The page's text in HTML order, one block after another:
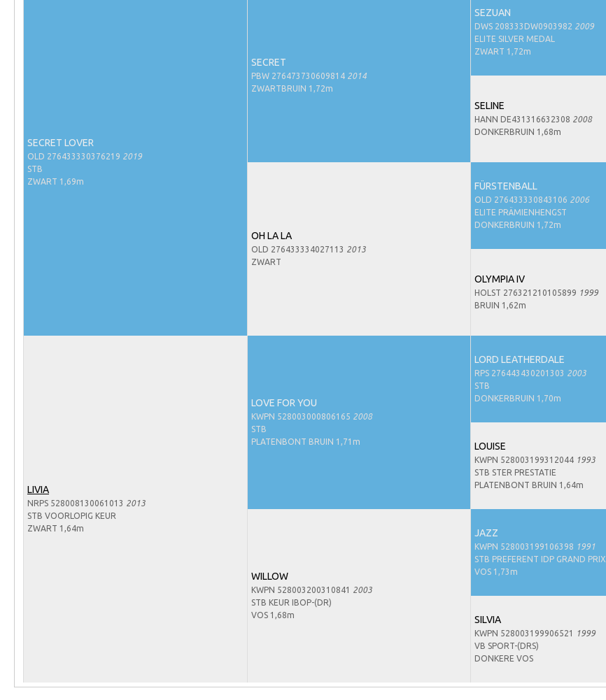
Hengstenkeuring
Informatie aan je paard of pony toevoegen
Onze fokkerij
SECRET LOVER
OLD 276433330376219 2019
STB
ZWART 1,69m
SECRET
PBW 276473730609814 2014
ZWARTBRUIN 1,72m
SEZUAN
DWS 208333DW0903982 2009
ELITE SILVER MEDAL
ZWART 1,72m
SELINE
HANN DE431316632308 2008
DONKERBRUIN 1,68m
OH LA LA
OLD 276433334027113 2013
ZWART
FÜRSTENBALL
OLD 276433330843106 2006
ELITE PRÄMIENHENGST
DONKERBRUIN 1,72m
OLYMPIA IV
HOLST 276321210105899 1999
BRUIN 1,62m
LIVIA
NRPS 528008130061013 2013
STB VOORLOPIG KEUR
ZWART 1,64m
LOVE FOR YOU
KWPN 528003000806165 2008
STB
PLATENBONT BRUIN 1,71m
LORD LEATHERDALE
RPS 276443430201303 2003
STB
DONKERBRUIN 1,70m
LOUISE
KWPN 528003199312044 1993
STB STER PRESTATIE
PLATENBONT BRUIN 1,64m
WILLOW
KWPN 528003200310841 2003
STB KEUR IBOP-(DR)
VOS 1,68m
JAZZ
KWPN 528003199106398 1991
STB PREFERENT IDP GRAND PRIX
VOS 1,73m
SILVIA
KWPN 528003199906521
1999
VB SPORT-(DRS)
DONKERE VOS